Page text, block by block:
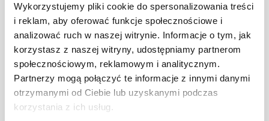
Wykorzystujemy pliki cookie do spersonalizowania treści
i reklam, aby oferować funkcje społecznościowe i
analizować ruch w naszej witrynie. Informacje o tym, jak
korzystasz z naszej witryny, udostępniamy partnerom
społecznościowym, reklamowym i analitycznym.
Partnerzy mogą połączyć te informacje z innymi danymi
otrzymanymi od Ciebie lub uzyskanymi podczas
korzystania z ich usług.
PRODUKT JM ILOŚĆ
Wspornik ławy
komin. DB/DC
TOX brązowy
szt